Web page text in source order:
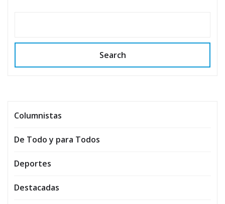
Search
Columnistas
De Todo y para Todos
Deportes
Destacadas